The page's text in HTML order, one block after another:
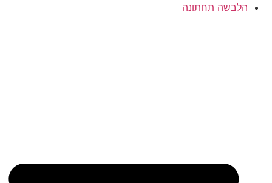
הלבשה תחתונה